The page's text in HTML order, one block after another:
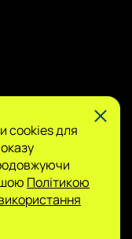
характер.
редакція не
відповідальності
ігор і не
матеріали
дозволено
cookies для
Політикою